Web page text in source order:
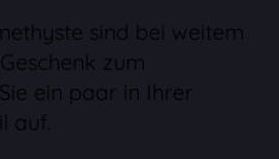
sind bei weitem
zum
ein paar in Ihrer
auf.